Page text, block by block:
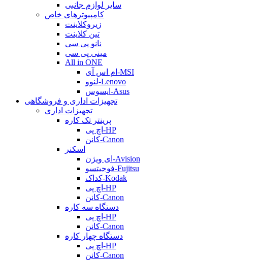
سایر لوازم جانبی
کامپیوترهای خاص
زیروکلاینت
تین کلاینت
نانو پی سی
مینی پی سی
All in ONE
ام اس آی-MSI
لنوو-Lenovo
ایسوس-Asus
تجهیزات اداری و فروشگاهی
تجهیزات اداری
پرینتر تک کاره
اچ پی-HP
کانن-Canon
اسکنر
ای ویژن-Avision
فوجیتسو-Fujitsu
کداک-Kodak
اچ پی-HP
کانن-Canon
دستگاه سه کاره
اچ پی-HP
کانن-Canon
دستگاه چهار کاره
اچ پی-HP
کانن-Canon